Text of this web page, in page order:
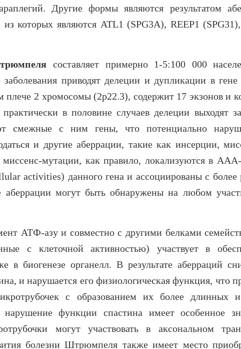
Другие формы являются результатом
которых являются ATL1 (SPG3A), REEP1 (SPG31)
составляет примерно 1-5:100 000
приводят делеции и дупликации в гене
плече 2 хромосомы (2р22.3), содержит 17 экзонов и
в половине случаев делеции выходят
смежные с ним гены, что потенциально
и другие аберрации, такие как инсерции,
миссенс-мутации, как правило, локализуются в
activities) данного гена и ассоциированы с
аберрации могут быть обнаружены на любом
АТФ-азу и совместно с другими белками
с клеточной активностью) участвует в
в биогенезе органелл. В результате аберраций
и нарушается его физиологическая функция, что
с образованием их более длинных
функции спастина имеет особенное
могут участвовать в аксональном
болезни Штрюмпеля также имеет место